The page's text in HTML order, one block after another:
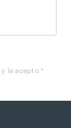
y la acepto.*